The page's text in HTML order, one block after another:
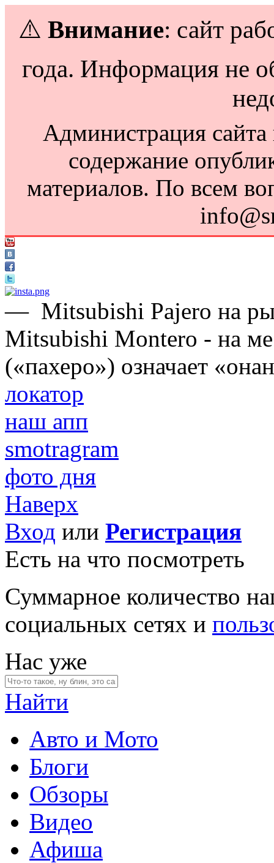
⚠️ Внимание: сайт
года. Информация не
Администрация сайта
содержание
материалов. По всем
— Mitsubishi Pajero на
Mitsubishi Montero - на
(«пахеро») означает
локатор
наш апп
smotragram
фото дня
Наверх
Вход или Регистрация
Есть на что посмотреть
Суммарное количество
социальных сетях и
Нас уже
Найти
Авто и Мото
Блоги
Обзоры
Видео
Афиша